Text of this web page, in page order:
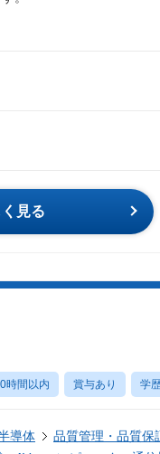
見る
時間以内 賞与あり 学
導体
品質管理・品質保